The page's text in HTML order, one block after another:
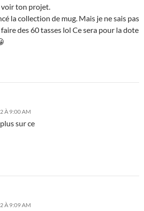
voir ton projet.
la collection de mug. Mais je ne sais pas
des 60 tasses lol Ce sera pour la dote
À 9:00 AM
sur ce
À 9:09 AM